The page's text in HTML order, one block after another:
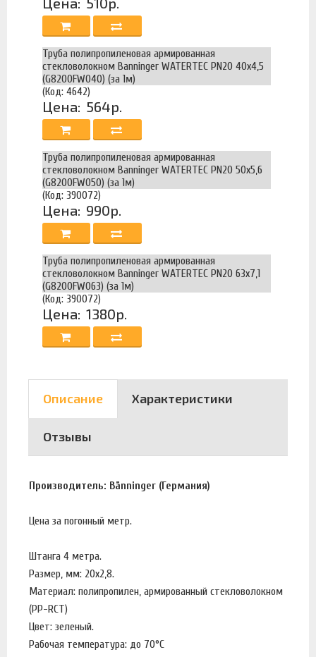
Труба полипропиленовая армированная
стекловолокном Banninger WATERTEC PN20 40х4,5
(G8200FW040) (за 1м)
(Код: 4642)
Цена: 564р.
Труба полипропиленовая армированная
стекловолокном Banninger WATERTEC PN20 50х5,6
(G8200FW050) (за 1м)
(Код: 390072)
Цена: 990р.
Труба полипропиленовая армированная
стекловолокном Banninger WATERTEC PN20 63х7,1
(G8200FW063) (за 1м)
(Код: 390072)
Цена: 1380р.
Описание Характеристики
Отзывы
Производитель: Bänninger (Германия)
Цена за погонный метр.
Штанга 4 метра.
Размер, мм: 20х2,8.
Материал: полипропилен, армированный стекловолокном
(PP-RCT)
Цвет: зеленый.
Рабочая температура: до 70°C